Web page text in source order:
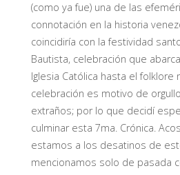
(como ya fue) una de las
connotación en la historia
coincidiría con la festividad
Bautista, celebración que
Iglesia Católica hasta el folklore
celebración es motivo de
extraños; por lo que decidí
culminar esta 7ma. Crónica.
estamos a los desatinos de
mencionamos solo de pasada